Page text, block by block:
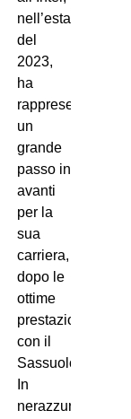
nell’estate
del
2023,
ha
rappresentato
un
grande
passo in
avanti
per la
sua
carriera,
dopo le
ottime
prestazioni
con il
Sassuolo.
In
nerazzurro,